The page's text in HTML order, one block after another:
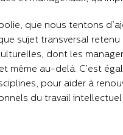
que nous tentons
sujet transversal retenu
dont les
même au-delà. C’est
pour aider à
du travail